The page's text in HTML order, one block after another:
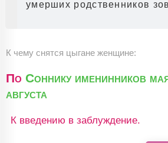
умерших родственников
К чему снятся цыгане женщине:
По Соннику именинников
августа
К введению в заблуждение.